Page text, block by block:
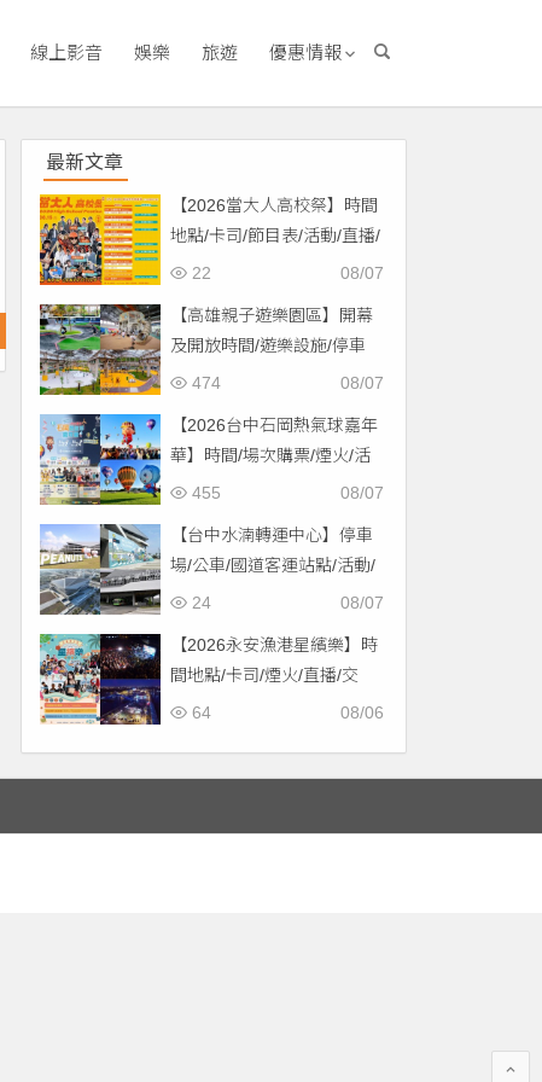
線上影音 娛樂 旅遊 優惠情報
最新文章
【2026當大人高校祭】時間
地點/卡司/節目表/活動/直播/
交通，免費入場！
08/07
22
【高雄親子遊樂園區】開幕
及開放時間/遊樂設施/停車
場/交通一次看！
08/07
474
【2026台中石岡熱氣球嘉年
華】時間/場次購票/煙火/活
動/交通，土牛運動公園登08/07
455
【台中水湳轉運中心】停車
場/公車/國道客運站點/活動/
交通，啟用免費停車！ 08/07
24
【2026永安漁港星繽樂】時
間地點/卡司/煙火/直播/交
通，免費入場！
08/06
64